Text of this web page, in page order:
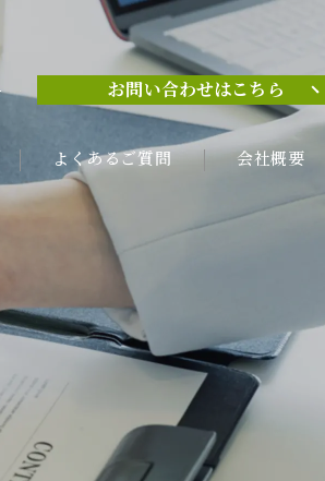
お問い合わせはこちら
よくあるご質問 会社概要
お問い合わせはこちら